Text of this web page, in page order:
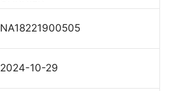
NA18221900505
2024-10-29